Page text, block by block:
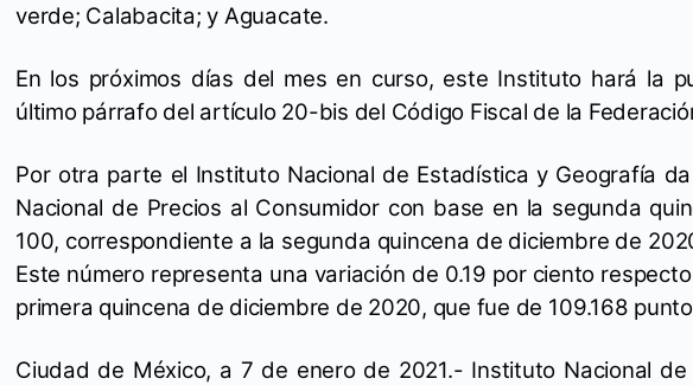
verde; Calabacita; y Aguacate.
En los próximos días del mes en curso, este Instituto hará la
último párrafo del artículo 20-bis del Código Fiscal de la
Por otra parte el Instituto Nacional de Estadística y Geografía
Nacional de Precios al Consumidor con base en la segunda
100, correspondiente a la segunda quincena de diciembre de
Este número representa una variación de 0.19 por ciento
primera quincena de diciembre de 2020, que fue de 109.168
Ciudad de México, a 7 de enero de 2021.- Instituto Nacional